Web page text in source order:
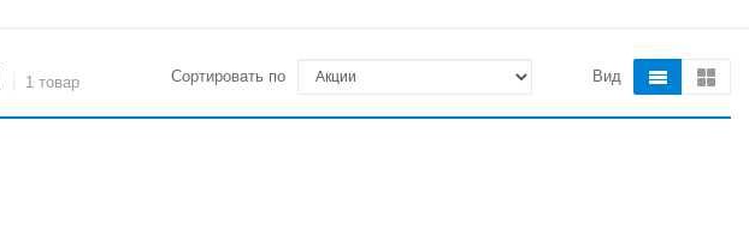
1 товар Сортировать по Вид